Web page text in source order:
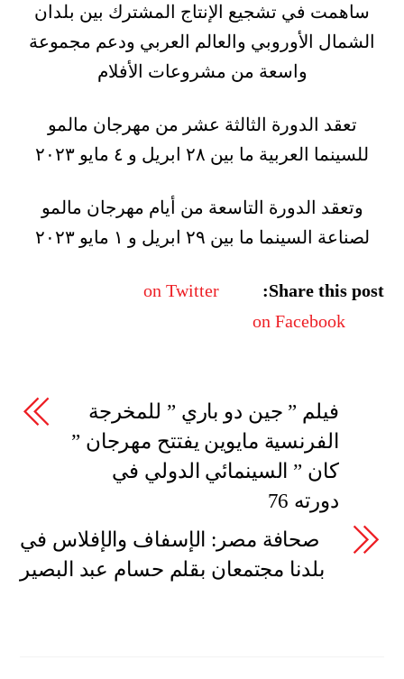
ساهمت في تشجيع الإنتاج المشترك بين بلدان
الشمال الأوروبي والعالم العربي ودعم مجموعة
واسعة من مشروعات الأفلام
تعقد الدورة الثالثة عشر من مهرجان مالمو
للسينما العربية ما بين ٢٨ ابريل و ٤ مايو ٢٠٢٣
وتعقد الدورة التاسعة من أيام مهرجان مالمو
لصناعة السينما ما بين ٢٩ ابريل و ١ مايو ٢٠٢٣
Share this post:
on Twitter
on Facebook
فيلم ” جين دو باري ” للمخرجة
الفرنسية مايوين يفتتح مهرجان ”
كان ” السينمائي الدولي في
دورته 76
صحافة مصر: الإسفاف والإفلاس في
بلدنا مجتمعان بقلم حسام عبد البصير